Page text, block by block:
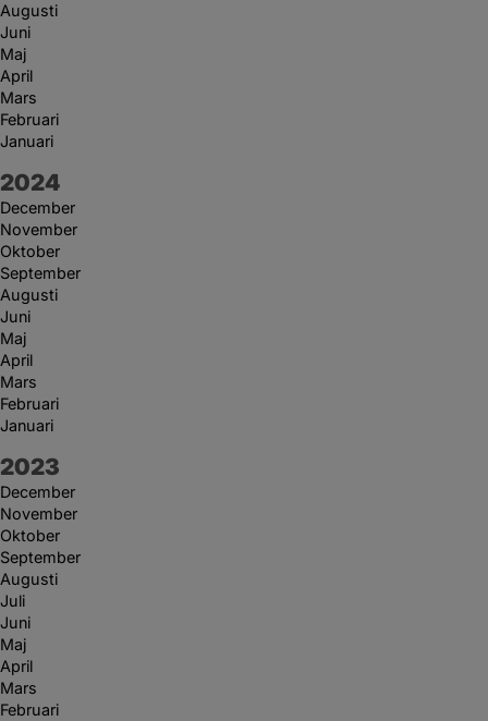
Augusti
Juni
Maj
April
Mars
Februari
Januari
År:
2024
December
November
Oktober
September
Augusti
Juni
Maj
April
Mars
Februari
Januari
År:
2023
December
November
Oktober
September
Augusti
Juli
Juni
Maj
April
Mars
Februari